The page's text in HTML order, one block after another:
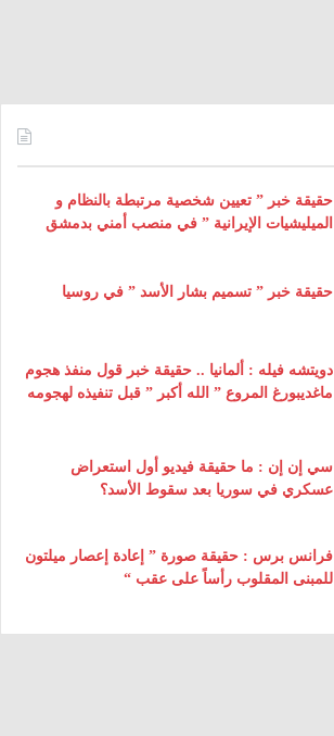
حقيقة خبر ” تعيين شخصية مرتبطة بالنظام و
الميليشيات الإيرانية ” في منصب أمني بدمشق
حقيقة خبر ” تسميم بشار الأسد ” في روسيا
دويتشه فيله : ألمانيا .. حقيقة خبر قول منفذ هجوم
ماغديبورغ المروع ” الله أكبر ” قبل تنفيذه لهجومه
سي إن إن : ما حقيقة فيديو أول استعراض
عسكري في سوريا بعد سقوط الأسد؟
فرانس برس : حقيقة صورة ” إعادة إعصار ميلتون
للمبنى المقلوب رأساً على عقب “